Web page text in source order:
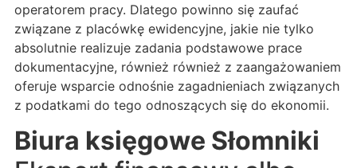
operatorem pracy. Dlatego powinno się zaufać
związane z placówkę ewidencyjne, jakie nie tylko
absolutnie realizuje zadania podstawowe prace
dokumentacyjne, również również z zaangażowaniem
oferuje wsparcie odnośnie zagadnieniach związanych
z podatkami do tego odnoszących się do ekonomii.
Biura księgowe Słomniki